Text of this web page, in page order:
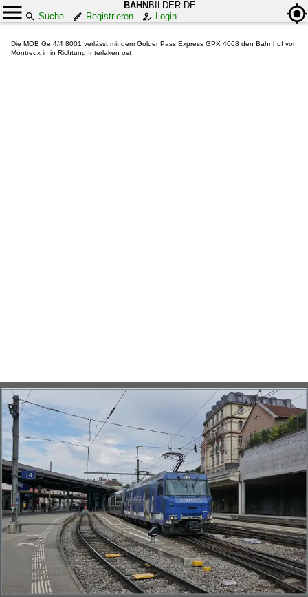
BAHN BILDER.DE
Suche
Registrieren Login
Die MOB Ge 4/4 8001 verlässt mit dem GoldenPass Express GPX 4068 den Bahnhof von
Montreux in in Richtung Interlaken ost